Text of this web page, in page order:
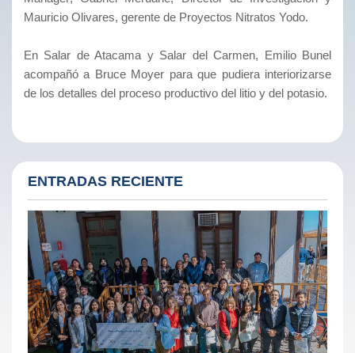
Mauricio Olivares, gerente de Proyectos Nitratos Yodo.
En Salar de Atacama y Salar del Carmen, Emilio Bunel
acompañó a Bruce Moyer para que pudiera interiorizarse
de los detalles del proceso productivo del litio y del potasio.
ENTRADAS RECIENTE